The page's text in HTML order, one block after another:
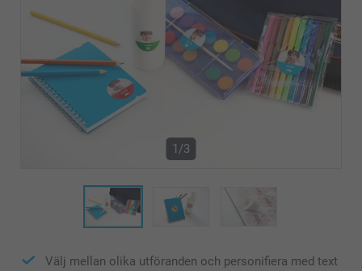
1/3
Välj mellan olika utföranden och personifiera med text